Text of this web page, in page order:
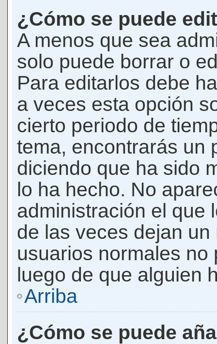
¿Cómo se puede
A menos que sea
solo puede borrar o
Para editarlos debe
a veces esta opción
cierto periodo de
tema, encontrarás un
diciendo que ha sido
lo ha hecho. No
administración el que
de las veces dejan
usuarios normales
luego de que alguien
Arriba
¿Cómo se puede